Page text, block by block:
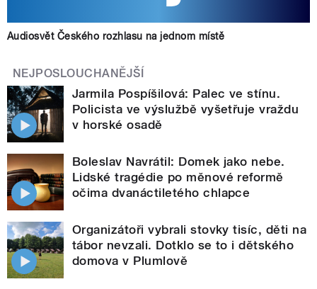
Audiosvět Českého rozhlasu na jednom místě
NEJPOSLOUCHANĚJŠÍ
Jarmila Pospíšilová: Palec ve stínu.
Policista ve výslužbě vyšetřuje vraždu
v horské osadě
Boleslav Navrátil: Domek jako nebe.
Lidské tragédie po měnové reformě
očima dvanáctiletého chlapce
Organizátoři vybrali stovky tisíc, děti na
tábor nevzali. Dotklo se to i dětského
domova v Plumlově